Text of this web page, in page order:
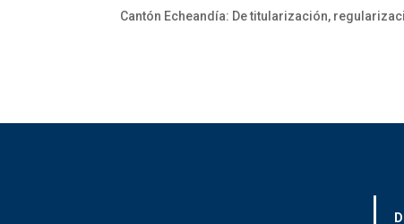
Cantón Echeandía: De titularización,